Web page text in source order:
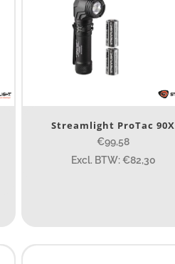
385
85
Streamlight ProTac 90X
€99,58
Excl. BTW: €82,30